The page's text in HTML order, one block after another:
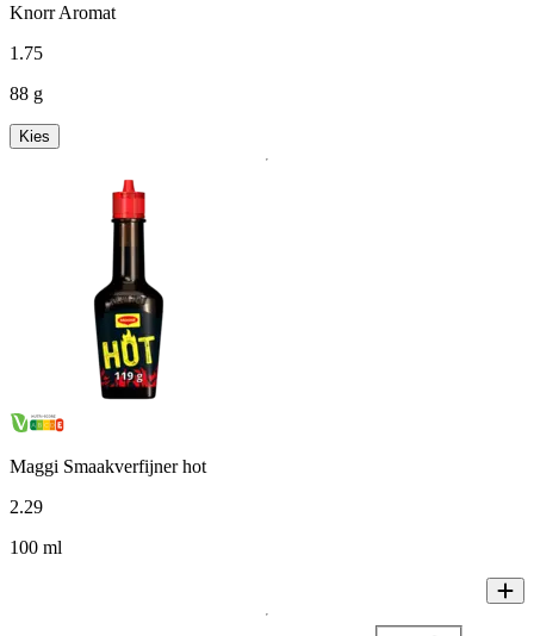
Knorr Aromat
1 .75
88 g
Kies
Maggi Smaakverfijner hot
2.29
100 ml